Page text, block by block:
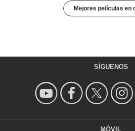
Mejores películas en
SÍGUENOS
MÓVIL